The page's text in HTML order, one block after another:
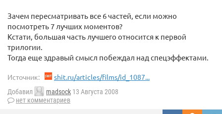
Зачем пересматривать все 6 частей, если можно
посмотреть 7 лучших моментов?
Кстати, большая часть лучшего относится к первой
трилогии.
Тогда еще здравый смысл побеждал над спецэффектами.
Источник: shit.ru/articles/films/id_1087...
Добавил madsock 13 Августа 2008
нет комментариев